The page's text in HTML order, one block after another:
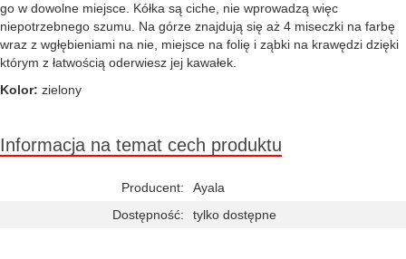
go w dowolne miejsce. Kółka są ciche, nie wprowadzą więc
niepotrzebnego szumu. Na górze znajdują się aż 4 miseczki na farbę
wraz z wgłębieniami na nie, miejsce na folię i ząbki na krawędzi dzięki
którym z łatwością oderwiesz jej kawałek.
Kolor: zielony
Informacja na temat cech produktu
Producent:
Ayala
Dostępność:
tylko dostępne